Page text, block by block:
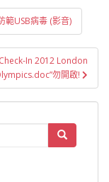
範USB病毒 (影音)
In 2012 London
勿開啟!